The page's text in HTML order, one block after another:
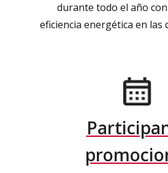
durante todo el año
eficiencia energética en las